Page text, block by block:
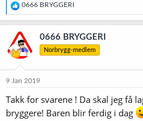
R
e
a
k
s
j
o
e
:
0666 BRYGGERI
0666 BRYGGERI
Norbrygg-medlem
9 Jan 2019
Takk for svarene ! Da skal jeg få
bryggere! Baren blir ferdig i dag